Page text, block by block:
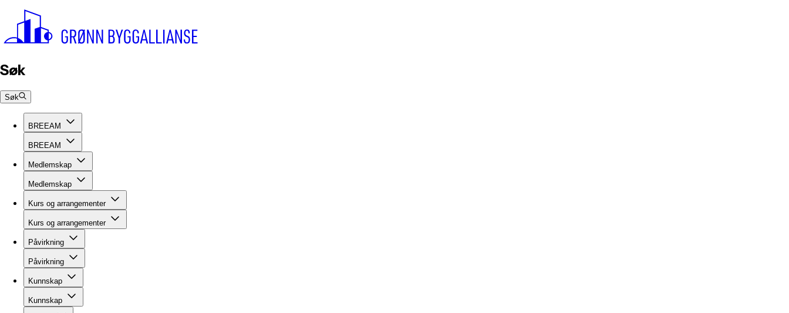
Søk
Søk
BREEAM
BREEAM
Medlemskap
Medlemskap
Kurs og arrangementer
Kurs og arrangementer
Påvirkning
Påvirkning
Kunnskap
Kunnskap